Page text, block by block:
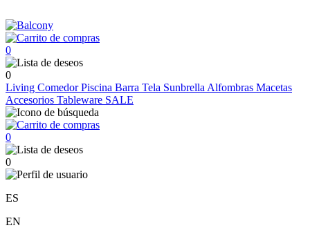
0
0
Living ComedorPiscina Barra Tela Sunbrella Alfombras Macetas
Accesorios Tableware SALE
0
0
ES
EN